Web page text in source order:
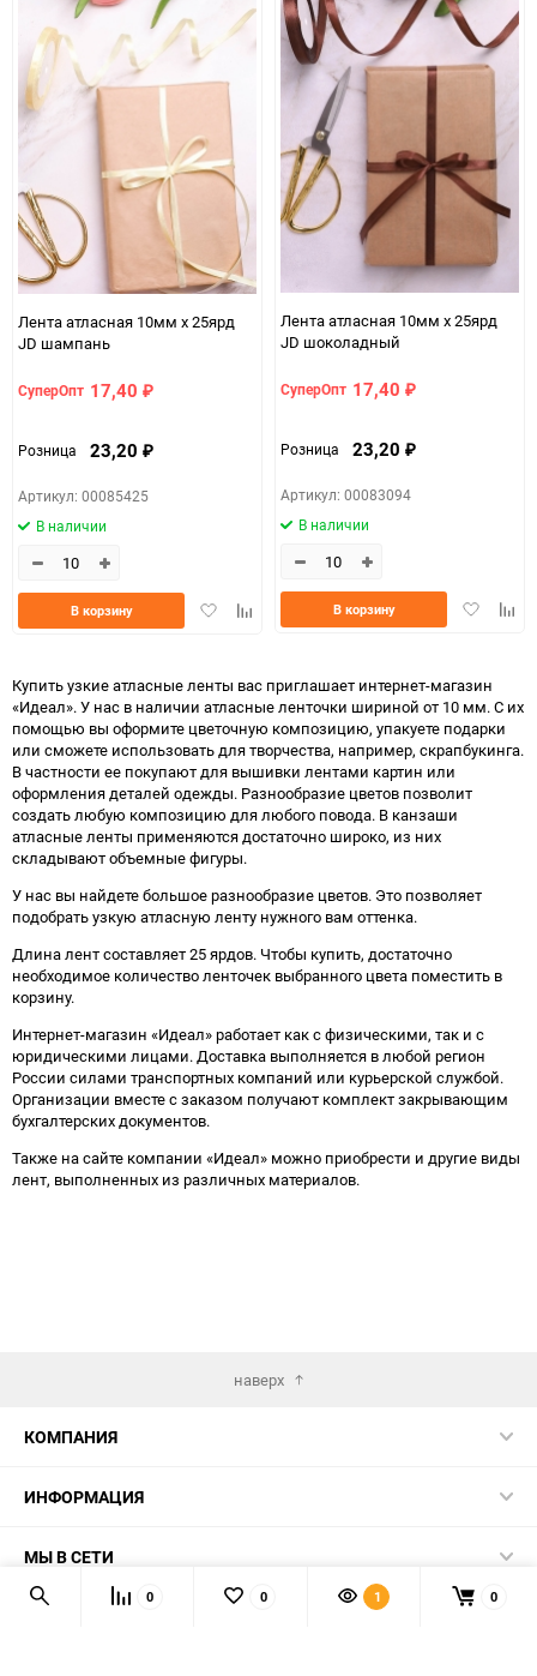
Лента атласная 10мм х 25ярд
JD шампань
СуперОпт 17,40 ₽
Розница 23,20 ₽
Артикул: 00085425
В наличии
ДобавитьДобавить
В корзину
Лента атласная 10мм х 25ярд
JD шоколадный
СуперОпт 17,40 ₽
Розница 23,20 ₽
Артикул: 00083094
В наличии
Добавить
В корзину
Купить узкие атласные ленты вас приглашает интернет-магазин
«Идеал». У нас в наличии атласные ленточки шириной от 10 мм. С их
помощью вы оформите цветочную композицию, упакуете подарки
или сможете использовать для творчества, например, скрапбукинга.
В частности ее покупают для вышивки лентами картин или
оформления деталей одежды. Разнообразие цветов позволит
создать любую композицию для любого повода. В канзаши
атласные ленты применяются достаточно широко, из них
складывают объемные фигуры.
У нас вы найдете большое разнообразие цветов. Это позволяет
подобрать узкую атласную ленту нужного вам оттенка.
Длина лент составляет 25 ярдов. Чтобы купить, достаточно
необходимое количество ленточек выбранного цвета поместить в
корзину.
Интернет-магазин «Идеал» работает как с физическими, так и с
юридическими лицами. Доставка выполняется в любой регион
России силами транспортных компаний или курьерской службой.
Организации вместе с заказом получают комплект закрывающим
бухгалтерских документов.
Также на сайте компании «Идеал» можно приобрести и другие виды
лент, выполненных из различных материалов.
наверх
КОМПАНИЯ
ИНФОРМАЦИЯ
МЫ В СЕТИ
0 0 1 0